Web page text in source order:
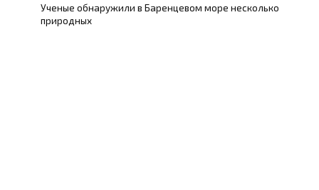
Ученые обнаружили в Баренцевом море несколько
природных